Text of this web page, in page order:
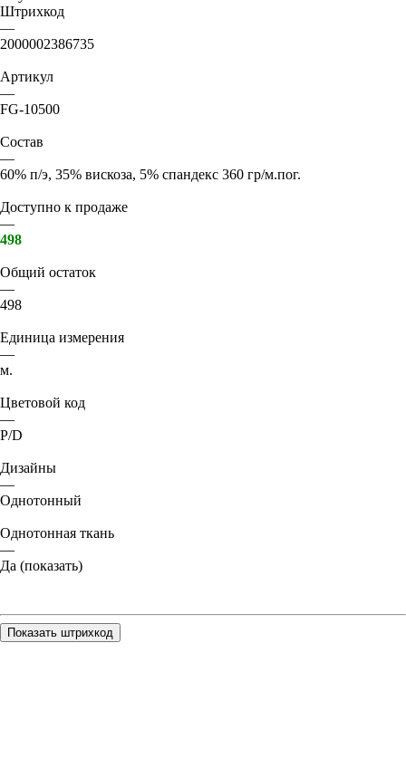
Штрихкод
—
2000002386735
Артикул
—
FG-10500
Состав
—
60% п/э, 35% вискоза, 5% спандекс 360 гр/м.пог.
Доступно к продаже
—
498
Общий остаток
—
498
Единица измерения
—
м.
Цветовой код
—
P/D
Дизайны
—
Однотонный
Однотонная ткань
—
Да (показать)
Показать штрихкод